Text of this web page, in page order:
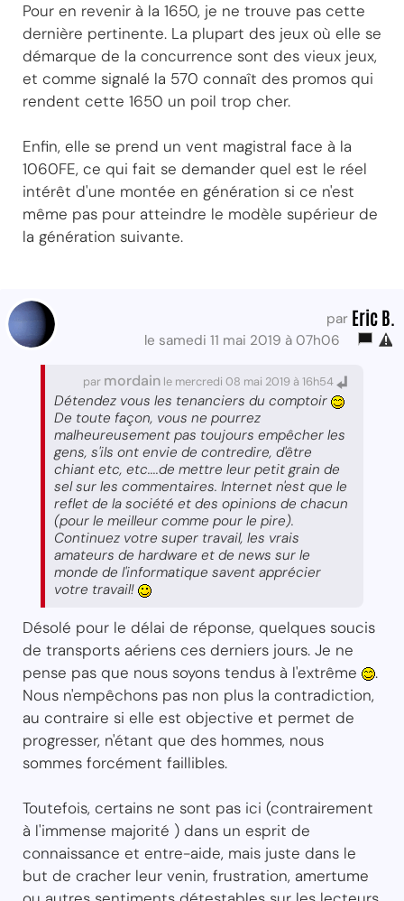
Pour en revenir à la 1650, je ne trouve pas cette
dernière pertinente. La plupart des jeux où elle se
démarque de la concurrence sont des vieux jeux,
et comme signalé la 570 connaît des promos qui
rendent cette 1650 un poil trop cher.
Enfin, elle se prend un vent magistral face à la
1060FE, ce qui fait se demander quel est le réel
intérêt d'une montée en génération si ce n'est
même pas pour atteindre le modèle supérieur de
la génération suivante.
par Eric B.
le samedi 11 mai 2019 à 07h06
par mordain le mercredi 08 mai 2019 à 16h54
Détendez vous les tenanciers du comptoir
De toute façon, vous ne pourrez
malheureusement pas toujours empêcher les
gens, s'ils ont envie de contredire, d'être
chiant etc, etc....de mettre leur petit grain de
sel sur les commentaires. Internet n'est que le
reflet de la société et des opinions de chacun
(pour le meilleur comme pour le pire).
Continuez votre super travail, les vrais
amateurs de hardware et de news sur le
monde de l'informatique savent apprécier
votre travail!
Désolé pour le délai de réponse, quelques soucis
de transports aériens ces derniers jours. Je ne
pense pas que nous soyons tendus à l'extrême
.
Nous n'empêchons pas non plus la contradiction,
au contraire si elle est objective et permet de
progresser, n'étant que des hommes, nous
sommes forcément faillibles.
Toutefois, certains ne sont pas ici (contrairement
à l'immense majorité ) dans un esprit de
connaissance et entre-aide, mais juste dans le
but de cracher leur venin, frustration, amertume